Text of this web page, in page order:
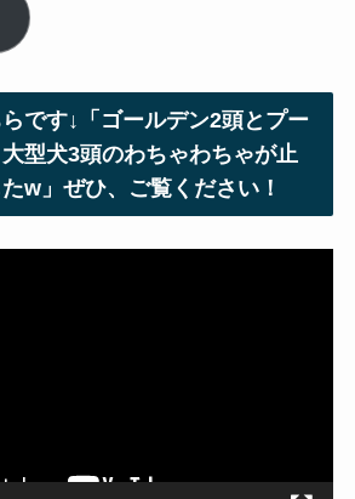
です↓「ゴールデン2頭とプー
型犬3頭のわちゃわちゃが止
w」ぜひ、ご覧ください！